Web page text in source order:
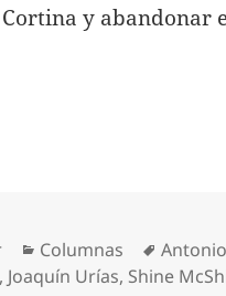
y abandonar
Categorías
Columnas
, Joaquín Urías, Shine